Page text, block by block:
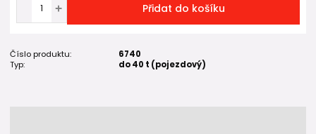
Přidat do košíku
Číslo produktu:
6740
Typ:
do 40 t (pojezdový)